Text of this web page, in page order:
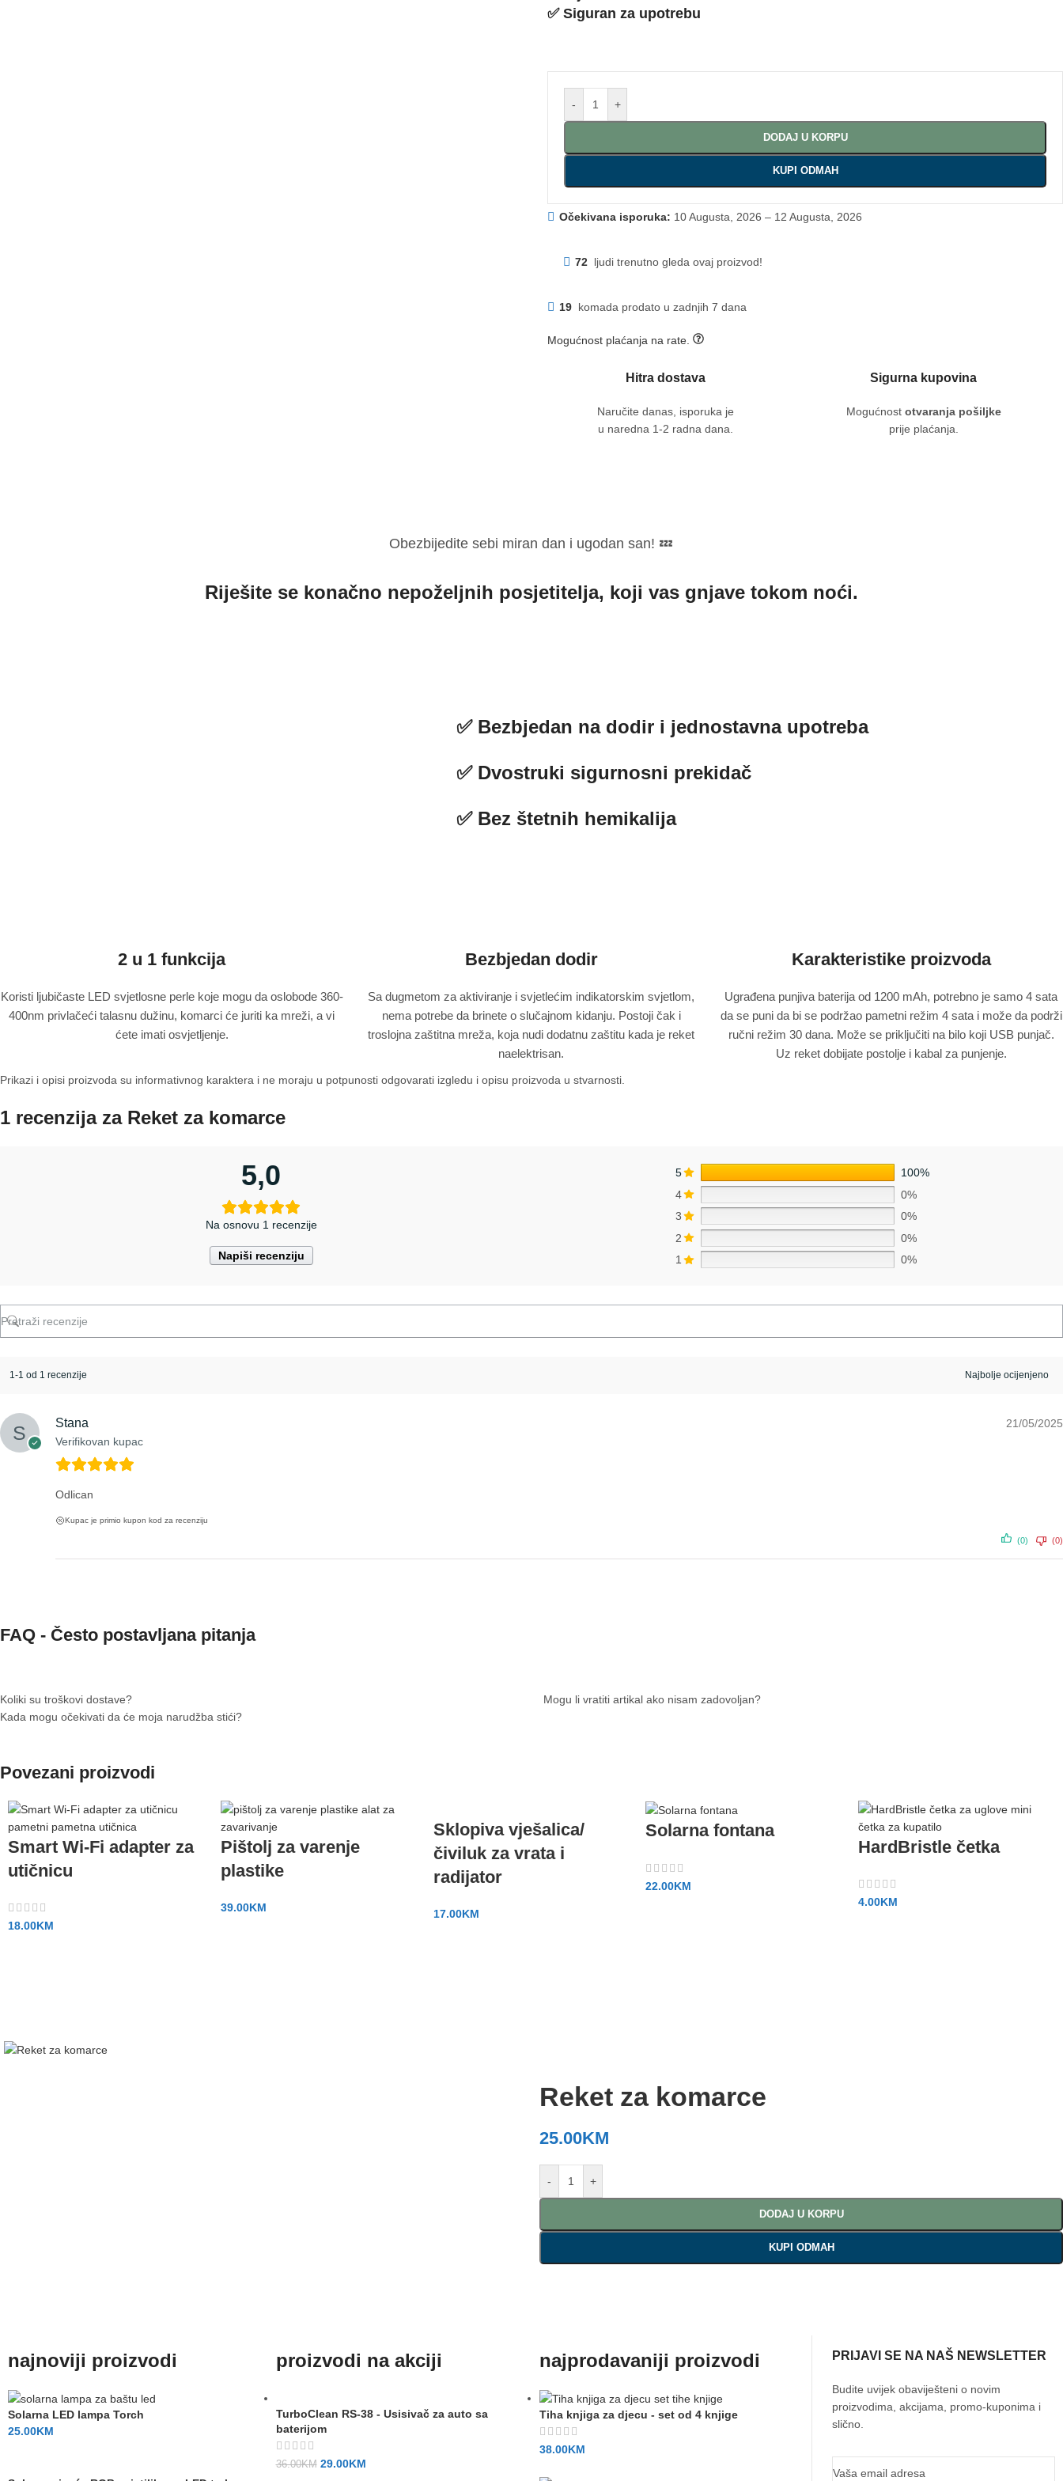
✅ Siguran za upotrebu
- +
DODAJ U KORPU
KUPI ODMAH
Očekivana isporuka: 10 Augusta, 2026 – 12 Augusta, 2026
72 ljudi trenutno gleda ovaj proizvod!
19 komada prodato u zadnjih 7 dana
Mogućnost plaćanja na rate.
Hitra dostava
Naručite danas, isporuka je
u naredna 1-2 radna dana.
Sigurna kupovina
Mogućnost otvaranja pošiljke
prije plaćanja.
Obezbijedite sebi miran dan i ugodan san! 💤
Riješite se konačno nepoželjnih posjetitelja, koji vas gnjave tokom noći.
✅ Bezbjedan na dodir i jednostavna upotreba
✅ Dvostruki sigurnosni prekidač
✅ Bez štetnih hemikalija
2 u 1 funkcija
Koristi ljubičaste LED svjetlosne perle koje mogu da oslobode 360-
400nm privlačeći talasnu dužinu, komarci će juriti ka mreži, a vi
ćete imati osvjetljenje.
Bezbjedan dodir
Sa dugmetom za aktiviranje i svjetlećim indikatorskim svjetlom,
nema potrebe da brinete o slučajnom kidanju. Postoji čak i
troslojna zaštitna mreža, koja nudi dodatnu zaštitu kada je reket
naelektrisan.
Karakteristike proizvoda
Ugrađena punjiva baterija od 1200 mAh, potrebno je samo 4 sata
da se puni da bi se podržao pametni režim 4 sata i može da podrži
ručni režim 30 dana. Može se priključiti na bilo koji USB punjač.
Uz reket dobijate postolje i kabal za punjenje.
Prikazi i opisi proizvoda su informativnog karaktera i ne moraju u potpunosti odgovarati izgledu i opisu proizvoda u stvarnosti.
1 recenzija za Reket za komarce
5,0
Na osnovu 1 recenzije
Napiši recenziju
5
100%
4
0%
3
0%
2
0%
1
0%
1-1 od 1 recenzije
Stana
Verifikovan kupac
21/05/2025
Odlican
Kupac je primio kupon kod za recenziju
(0) (0)
FAQ - Često postavljana pitanja
Koliki su troškovi dostave?
Kada mogu očekivati ​​da će moja narudžba stići?
Mogu li vratiti artikal ako nisam zadovoljan?
Povezani proizvodi
Smart Wi-Fi adapter za
utičnicu
18.00KM
Pištolj za varenje
plastike
39.00KM
Sklopiva vješalica/
čiviluk za vrata i
radijator
17.00KM
Solarna fontana
22.00KM
HardBristle četka
4.00KM
Reket za komarce
25.00KM
- +
DODAJ U KORPU
KUPI ODMAH
najnoviji proizvodi
Solarna LED lampa Torch
25.00KM
proizvodi na akciji
TurboClean RS-38 - Usisivač za auto sa
baterijom
36.00KM 29.00KM
najprodavaniji proizvodi
Tiha knjiga za djecu - set od 4 knjige
38.00KM
PRIJAVI SE NA NAŠ NEWSLETTER
Budite uvijek obaviješteni o novim
proizvodima, akcijama, promo-kuponima i
slično.